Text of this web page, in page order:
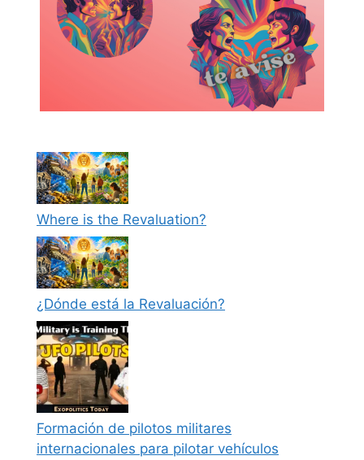
Where is the Revaluation?
¿Dónde está la Revaluación?
Formación de pilotos militares
internacionales para pilotar vehículos